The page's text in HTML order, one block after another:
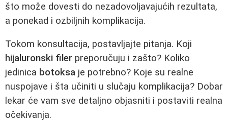
što može dovesti do nezadovoljavajućih rezultata,
a ponekad i ozbiljnih komplikacija.
Tokom konsultacija, postavljajte pitanja. Koji
hijaluronski filer preporučuju i zašto? Koliko
jedinica botoksa je potrebno? Koje su realne
nuspojave i šta učiniti u slučaju komplikacija? Dobar
lekar će vam sve detaljno objasniti i postaviti realna
očekivanja.